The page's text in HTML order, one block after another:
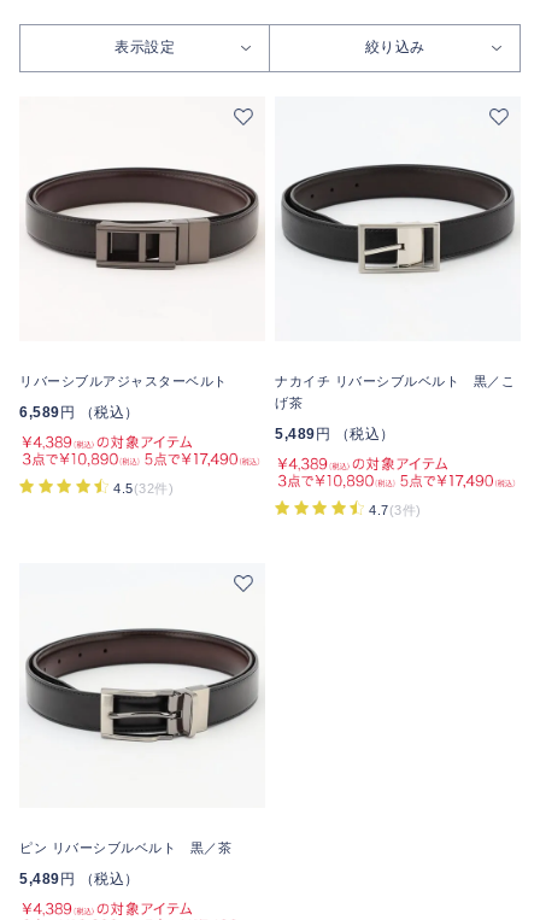
表示設定 絞り込み
リバーシブルアジャスターベルト
6,589 円 （税込）
4.5(32件)
ナカイチ リバーシブルベルト 黒／こ
げ茶
5,489 円 （税込）
4.7(3件)
ピン リバーシブルベルト 黒／茶
5,489 円 （税込）